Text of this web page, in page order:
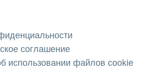
соглашение
использовании файлов cookie